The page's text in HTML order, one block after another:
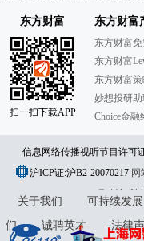
东方财富
扫一扫下载APP
东方财富
东方财富免
东方财富
东方财富策
妙想投研助
Choice金融
信息网络传播视听节目许可
913101046312860336 违
沪ICP证:沪B2-20070217 网
31010402000120号版权所
关于我们 可持续发展
们
诚聘英才 法律